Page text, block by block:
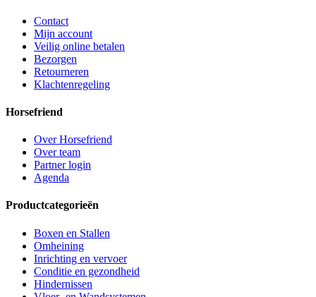
Contact
Mijn account
Veilig online betalen
Bezorgen
Retourneren
Klachtenregeling
Horsefriend
Over Horsefriend
Over team
Partner login
Agenda
Productcategorieën
Boxen en Stallen
Omheining
Inrichting en vervoer
Conditie en gezondheid
Hindernissen